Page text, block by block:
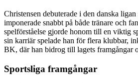
Christensen debuterade i den danska
imponerade snabbt på både tränare och
spelförståelse gjorde honom till en viktig
sin karriär spelade han för flera klubbar,
BK, där han bidrog till lagets framgångar
Sportsliga framgångar